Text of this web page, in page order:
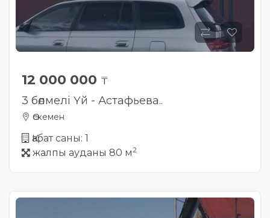
12 000 000 ₸
3 бөлмелі Үй - Астафьева..
Өскемен
Қабат саны: 1
жалпы ауданы 80 м2